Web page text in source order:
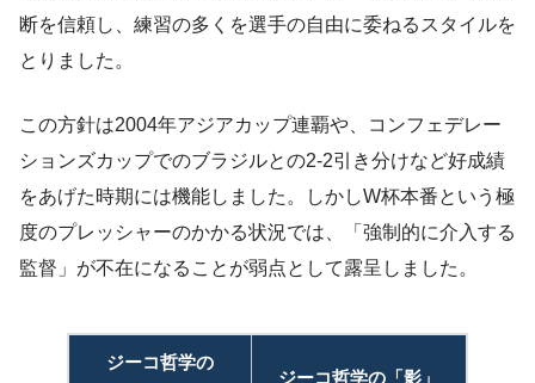
断を信頼し、練習の多くを選手の自由に委ねるスタイルを
とりました。
この方針は2004年アジアカップ連覇や、コンフェデレー
ションズカップでのブラジルとの2-2引き分けなど好成績
をあげた時期には機能しました。しかしW杯本番という極
度のプレッシャーのかかる状況では、「強制的に介入する
監督」が不在になることが弱点として露呈しました。
ジーコ哲学の
ジーコ哲学の「影」